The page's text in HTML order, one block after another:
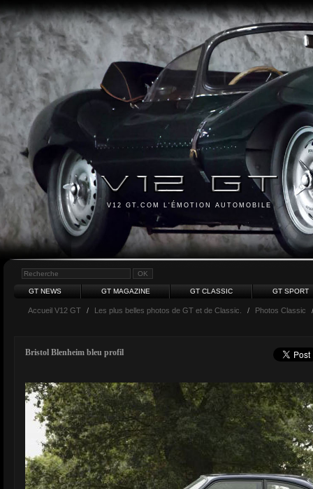
V12 GT.COM L'ÉMOTION AUTOMOBILE
GT NEWS GT MAGAZINE GT CLASSIC GT SPORT
Accueil V12 GT / Les plus belles photos de GT et de Classic. / Photos Classic
Bristol Blenheim bleu profil